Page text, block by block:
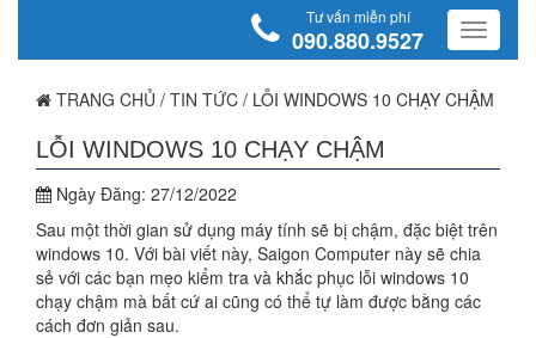
Tư vấn miễn phí
090.880.9527
TRANG CHỦ / TIN TỨC / LỖI WINDOWS 10 CHẠY CHẬM
LỖI WINDOWS 10 CHẠY CHẬM
Ngày Đăng: 27/12/2022
Sau một thời gian sử dụng máy tính sẽ bị chậm, đặc biệt trên
windows 10. Với bài viết này, Saigon Computer này sẽ chia
sẻ với các bạn mẹo kiểm tra và khắc phục lỗi windows 10
chạy chậm mà bất cứ ai cũng có thể tự làm được bằng các
cách đơn giản sau.